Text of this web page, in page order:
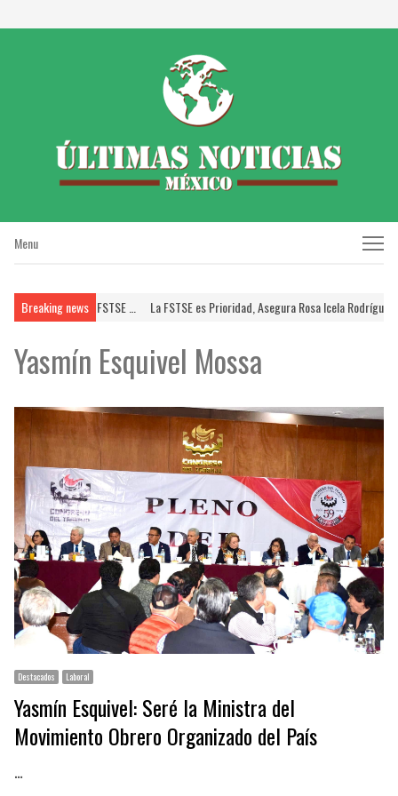
Menu
Menu
Breaking news
Brinda FSTSE … La FSTSE es Prioridad, Asegura Rosa Icela Rodríguez a
Yasmín Esquivel Mossa
Destacados Laboral
Yasmín Esquivel: Seré la Ministra del
Movimiento Obrero Organizado del País
…